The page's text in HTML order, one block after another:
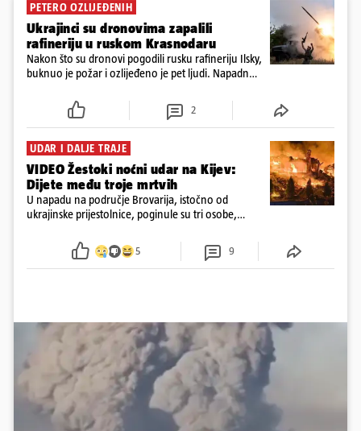
PETERO OZLIJEĐENIH
Ukrajinci su dronovima zapalili
rafineriju u ruskom Krasnodaru
Nakon što su dronovi pogodili rusku rafineriju Ilsky,
buknuo je požar i ozlijeđeno je pet ljudi. Napadnut
srušila 397 dronova
2
UDAR I DALJE TRAJE
VIDEO Žestoki noćni udar na Kijev:
Dijete među troje mrtvih
U napadu na područje Brovarija, istočno od
ukrajinske prijestolnice, poginule su tri osobe,
5 9